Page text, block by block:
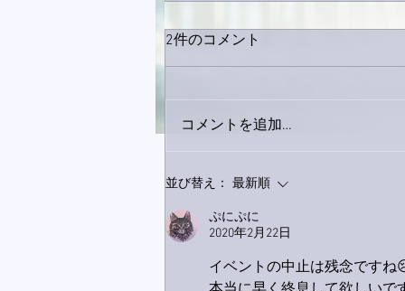
9月23日「amiism」リリー
2件のコメント
コメントを追加…
並び替え： 最新順
ぷにぷに
2020年2月22日
イベントの中止は残念ですね